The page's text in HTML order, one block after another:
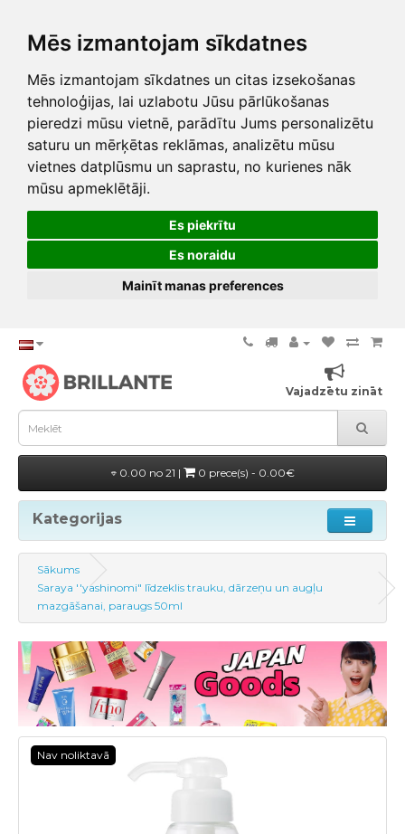
Mēs izmantojam sīkdatnes
Mēs izmantojam sīkdatnes un citas izsekošanas
tehnoloģijas, lai uzlabotu Jūsu pārlūkošanas
pieredzi mūsu vietnē, parādītu Jums personalizētu
saturu un mērķētas reklāmas, analizētu mūsu
vietnes datplūsmu un saprastu, no kurienes nāk
mūsu apmeklētāji.
Es piekrītu
Es noraidu
Mainīt manas preferences
Vajadzētu zināt
0.00 no 21 | 0 prece(s) - 0.00€
Kategorijas
Sākums
Saraya ''yashinomi" līdzeklis trauku, dārzeņu un augļu
mazgāšanai, paraugs 50ml
Nav noliktavā